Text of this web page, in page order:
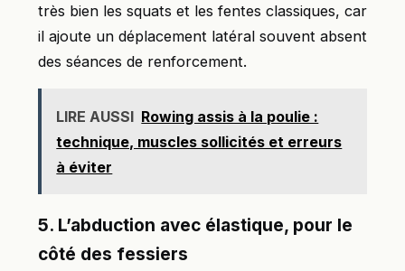
très bien les squats et les fentes classiques, car
il ajoute un déplacement latéral souvent absent
des séances de renforcement.
LIRE AUSSI Rowing assis à la poulie :
technique, muscles sollicités et erreurs
à éviter
5. L’abduction avec élastique, pour le
côté des fessiers